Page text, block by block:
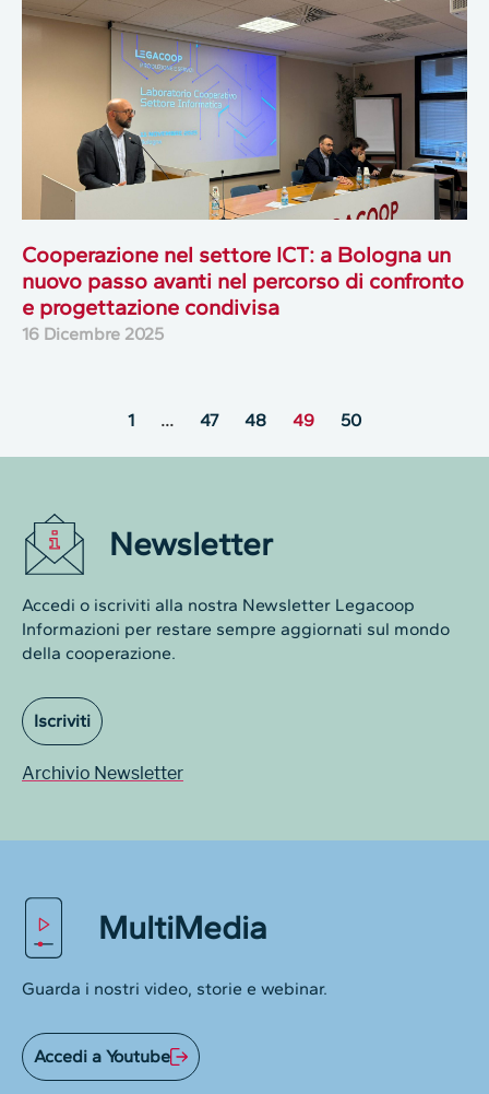
Cooperazione nel settore ICT: a Bologna un
nuovo passo avanti nel percorso di confronto
e progettazione condivisa
16 Dicembre 2025
1 … 47 48 49 50
Newsletter
Accedi o iscriviti alla nostra Newsletter Legacoop
Informazioni per restare sempre aggiornati sul mondo
della cooperazione.
Iscriviti
Archivio Newsletter
MultiMedia
Guarda i nostri video, storie e webinar.
Accedi a Youtube